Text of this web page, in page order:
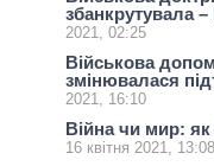
збанкрутувала
2021, 02:25
Військова
змінювалася
2021, 16:10
Війна чи мир:
16 квітня 2021, 13:08